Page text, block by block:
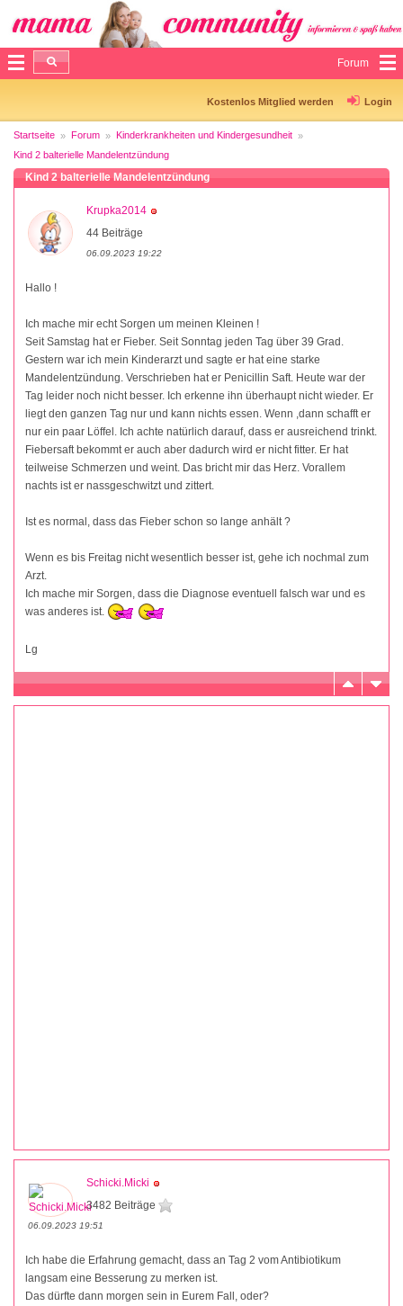
Forum
Kostenlos Mitglied werden Login
Startseite Forum
Kinderkrankheiten und Kindergesundheit
Kind 2 balterielle Mandelentzündung
Kind 2 balterielle Mandelentzündung
Krupka2014
44 Beiträge
06.09.2023 19:22
Hallo !
Ich mache mir echt Sorgen um meinen Kleinen !
Seit Samstag hat er Fieber. Seit Sonntag jeden Tag über 39 Grad.
Gestern war ich mein Kinderarzt und sagte er hat eine starke
Mandelentzündung. Verschrieben hat er Penicillin Saft. Heute war der
Tag leider noch nicht besser. Ich erkenne ihn überhaupt nicht wieder. Er
liegt den ganzen Tag nur und kann nichts essen. Wenn ,dann schafft er
nur ein paar Löffel. Ich achte natürlich darauf, dass er ausreichend trinkt.
Fiebersaft bekommt er auch aber dadurch wird er nicht fitter. Er hat
teilweise Schmerzen und weint. Das bricht mir das Herz. Vorallem
nachts ist er nassgeschwitzt und zittert.
Ist es normal, dass das Fieber schon so lange anhält ?
Wenn es bis Freitag nicht wesentlich besser ist, gehe ich nochmal zum
Arzt.
Ich mache mir Sorgen, dass die Diagnose eventuell falsch war und es
was anderes ist.
Lg
Schicki.Micki
3482 Beiträge
06.09.2023 19:51
Ich habe die Erfahrung gemacht, dass an Tag 2 vom Antibiotikum
langsam eine Besserung zu merken ist.
Das dürfte dann morgen sein in Eurem Fall, oder?